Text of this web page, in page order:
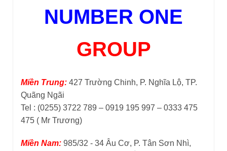
NUMBER ONE
GROUP
Miền Trung: 427 Trường Chinh, P. Nghĩa Lộ, TP.
Quãng Ngãi
Tel : (0255) 3722 789 – 0919 195 997 – 0333 475
475 ( Mr Trương)
Miền Nam: 985/32 - 34 Âu Cơ, P. Tân Sơn Nhì,